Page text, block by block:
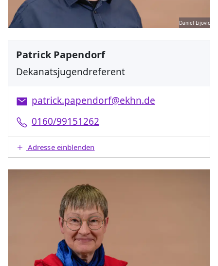
Daniel Lijovic
Patrick Papendorf
Dekanatsjugendreferent
patrick.papendorf@ekhn.de
0160/99151262
Adresse einblenden